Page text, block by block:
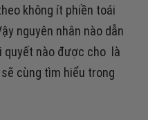
không ít phiền toái
nguyên nhân nào dẫn
quyết nào được cho là
cùng tìm hiểu trong